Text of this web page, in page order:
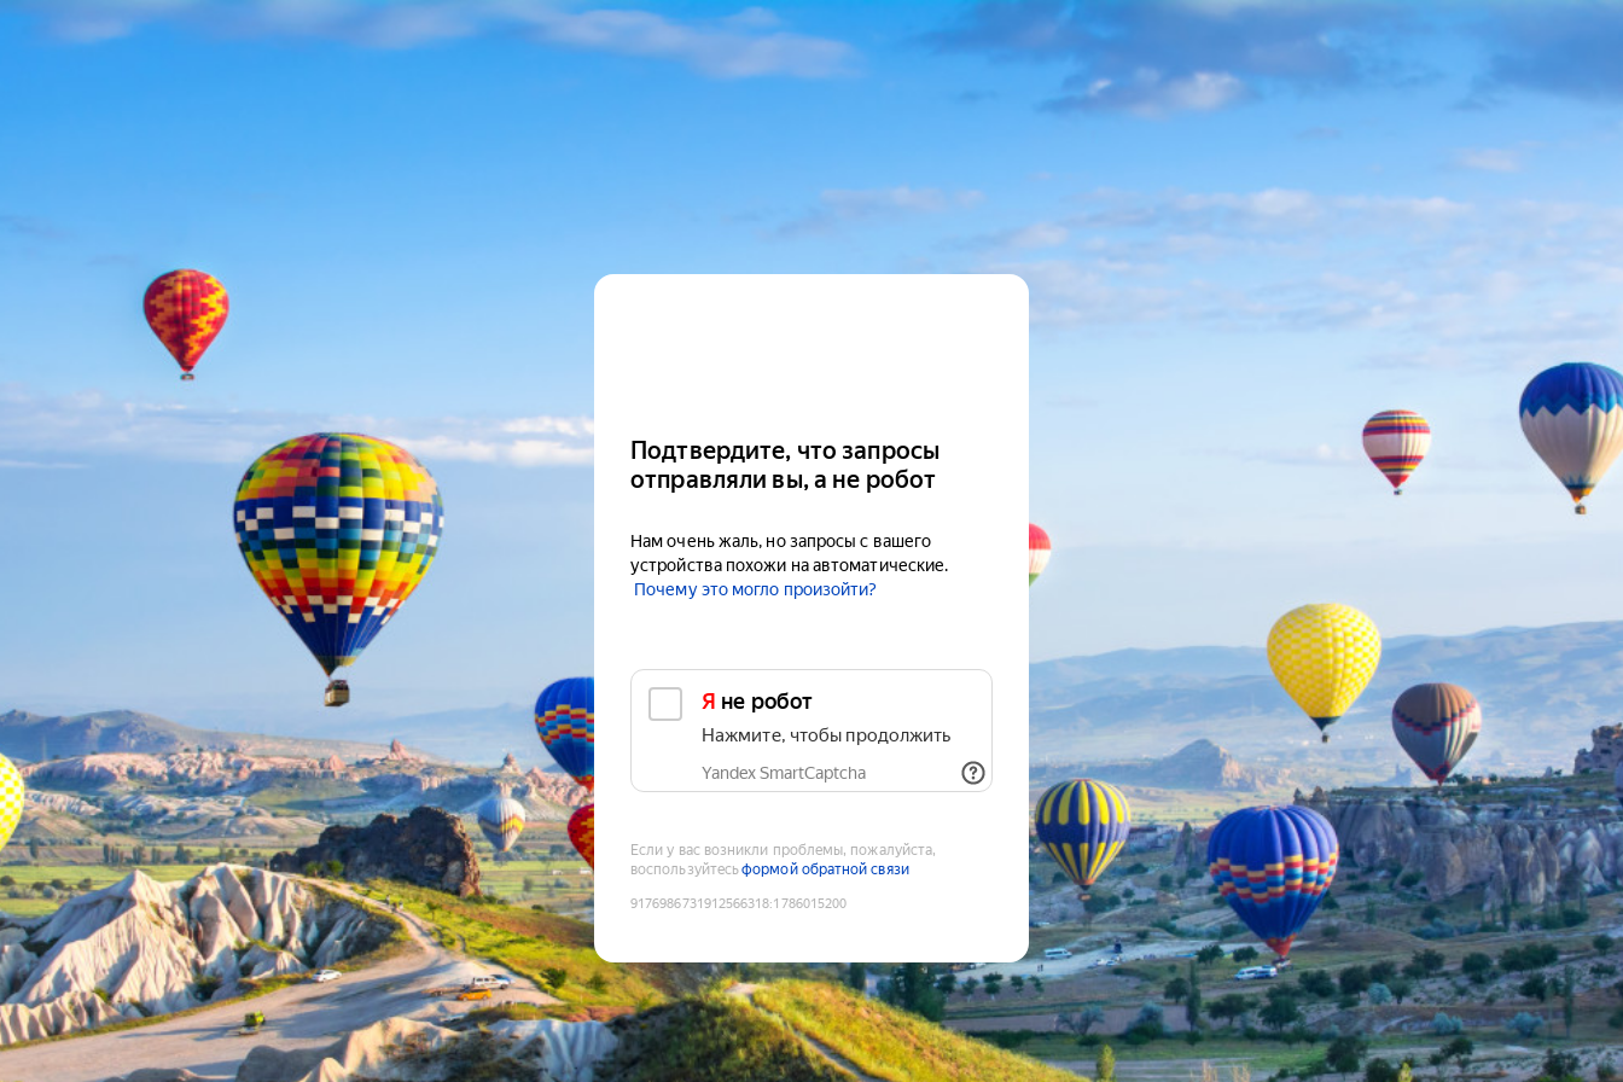
Подтвердите, что запросы
отправляли вы, а не робот
Нам очень жаль, но запросы с вашего
устройства похожи на автоматические.
Почему это могло произойти?
Я не робот
Нажмите, чтобы продолжить
Yandex SmartCaptcha
Если у вас возникли проблемы, пожалуйста,
воспользуйтесьформой обратной связи
9176986731912566318:1786015200